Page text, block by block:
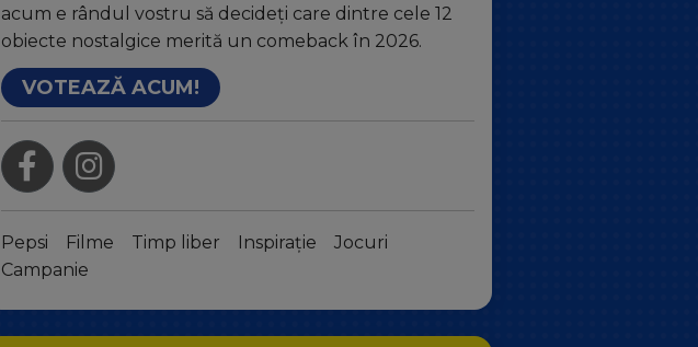
acum e rândul vostru să decideți care dintre cele 12
obiecte nostalgice merită un comeback în 2026.
VOTEAZĂ ACUM!
Pepsi Filme Timp liber Inspirație
Jocuri
Campanie